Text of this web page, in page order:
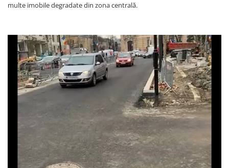
multe imobile degradate din zona centrală.